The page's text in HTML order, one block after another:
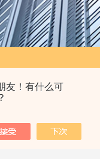
友！有什么可